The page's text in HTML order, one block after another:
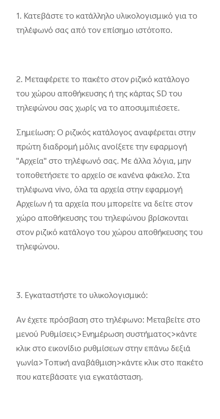
1. Κατεβάστε το κατάλληλο υλικολογισμικό για το
τηλέφωνό σας από τον επίσημο ιστότοπο.
2. Μεταφέρετε το πακέτο στον ριζικό κατάλογο
του χώρου αποθήκευσης ή της κάρτας SD του
τηλεφώνου σας χωρίς να το αποσυμπιέσετε.
Σημείωση: Ο ριζικός κατάλογος αναφέρεται στην
πρώτη διαδρομή μόλις ανοίξετε την εφαρμογή
"Αρχεία" στο τηλέφωνό σας. Με άλλα λόγια, μην
τοποθετήσετε το αρχείο σε κανένα φάκελο. Στα
τηλέφωνα vivo, όλα τα αρχεία στην εφαρμογή
Αρχείων ή τα αρχεία που μπορείτε να δείτε στον
χώρο αποθήκευσης του τηλεφώνου βρίσκονται
στον ριζικό κατάλογο του χώρου αποθήκευσης του
τηλεφώνου.
3. Εγκαταστήστε το υλικολογισμικό:
Αν έχετε πρόσβαση στο τηλέφωνο: Μεταβείτε στο
μενού Ρυθμίσεις>Ενημέρωση συστήματος>κάντε
κλικ στο εικονίδιο ρυθμίσεων στην επάνω δεξιά
γωνία>Τοπική αναβάθμιση>κάντε κλικ στο πακέτο
που κατεβάσατε για εγκατάσταση.